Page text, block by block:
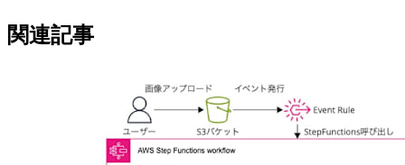
関連記事